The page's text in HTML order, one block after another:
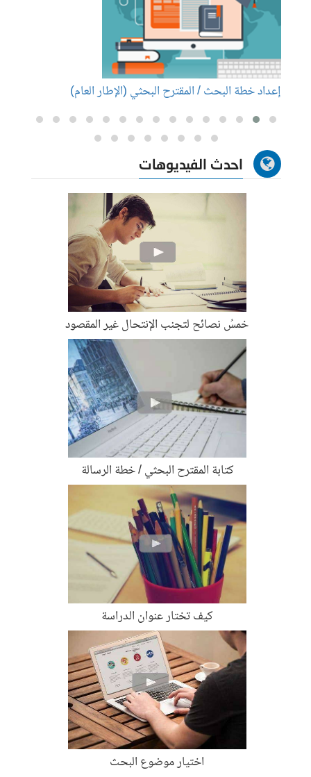
إعداد خطة البحث / المقترح البحثي (الإطار العام)
احدث الفيديوهات
خمسُ نصائح لتجنب الإنتحال غير المقصود
كتابة المقترح البحثي / خطة الرسالة
كيف تختار عنوان الدراسة
اختيار موضوع البحث